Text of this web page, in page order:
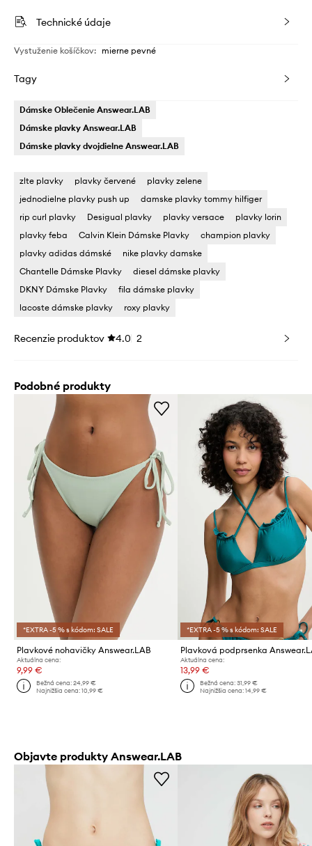
Technické údaje
Vystuženie košíčkov: mierne pevné
Tagy
Dámske Oblečenie Answear.LAB
Dámske plavky Answear.LAB
Dámske plavky dvojdielne Answear.LAB
zlte plavky plavky červené
plavky zelene
jednodielne plavky push up
damske plavky tommy hilfiger
rip curl plavky
Desigual plavky plavky versace
plavky lorin
plavky feba
Calvin Klein Dámske Plavky
champion plavky
plavky adidas dámské
nike plavky damske
Chantelle Dámske Plavky
diesel dámske plavky
DKNY Dámske Plavky
fila dámske plavky
lacoste dámske plavky
roxy plavky
Recenzie produktov 4.0 2
Podobné produkty
*EXTRA -5 % s kódom: SALE
Plavkové nohavičky Answear.LAB
Aktuálna cena:
9,99 €
Bežná cena:24,99 €
Najnižšia cena:10,99 €
*EXTRA -5 % s kódom: SALE
Plavková podprsenka
Aktuálna cena:
13,99 €
Bežná cena: 31,99 €
Najnižšia cena: 14,99 €
Objavte produkty Answear.LAB